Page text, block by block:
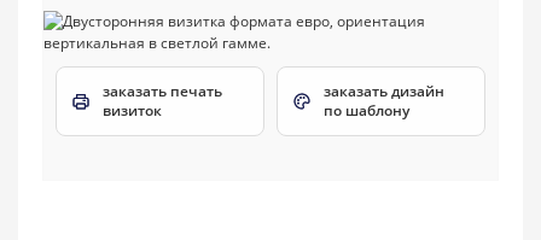
заказать печать
визиток
заказать дизайн
по шаблону